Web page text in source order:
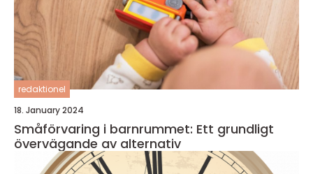
redaktionel
18. January 2024
Småförvaring i barnrummet: Ett grundligt
övervägande av alternativ